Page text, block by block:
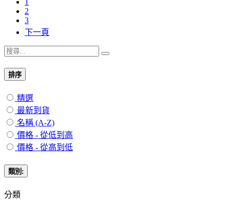
2
3
下一頁
排序
精選
最新到貨
名稱 (A-Z)
價格 - 從低到高
價格 - 從高到低
類別:
分類